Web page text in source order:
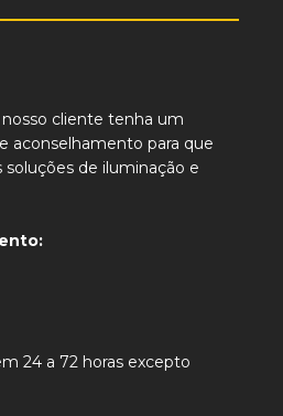
cliente tenha um
aconselhamento para que
de iluminação e
24 a 72 horas excepto